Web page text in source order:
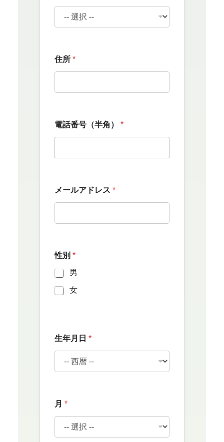
住所 *
ー
ル
前
便
電話番号（半角） *
メールアドレス *
性別 *
男
女
生年月日 *
月 *